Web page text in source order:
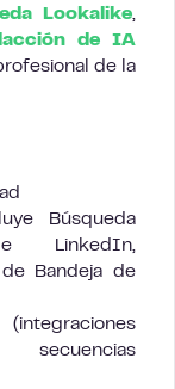
Lookalike,
de IA
de la
Búsqueda
LinkedIn,
Bandeja de